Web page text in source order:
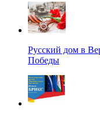
Русский дом в
Победы